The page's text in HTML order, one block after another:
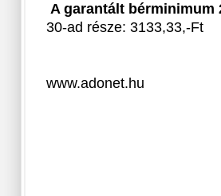
A garantált bérminimum
30-ad része: 3133,33,-Ft
www.adonet.hu